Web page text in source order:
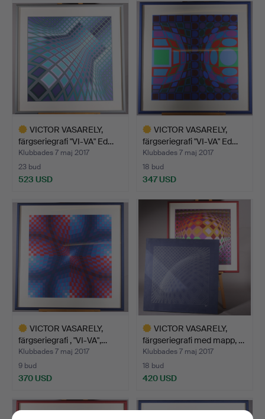
VICTOR VASARELY,
färgseriegrafi "VI-VA" Ed…
Klubbades 7 maj 2017
23 bud
523 USD
föremål
VICTOR VASARELY,
färgseriegrafi "VI-VA" Ed…
Klubbades 7 maj 2017
18 bud
347 USD
VICTOR VASARELY,
färgseriegrafi , "VI-VA",…
Klubbades 7 maj 2017
9 bud
370 USD
VICTOR VASARELY,
färgseriegrafi med mapp, …
Klubbades 7 maj 2017
18 bud
420 USD